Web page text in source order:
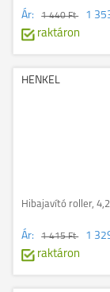
Ár: 1 440 Ft
1
raktáron
HENKEL
Hibajavító roller,
Ár: 1 415 Ft
1
raktáron